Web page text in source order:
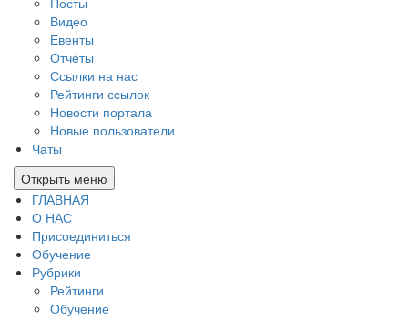
Видео
Евенты
Отчёты
Ссылки на нас
Рейтинги ссылок
Новости портала
Новые пользователи
Чаты
Открыть меню
ГЛАВНАЯ
О НАС
Присоединиться
Обучение
Рубрики
Рейтинги
Обучение